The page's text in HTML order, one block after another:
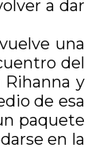
a dar
una
del
Rihanna y
de esa
paquete
en la